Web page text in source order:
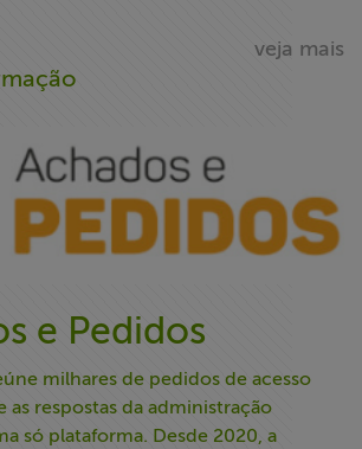
veja mais
e Pedidos
milhares de pedidos de acesso
as respostas da administração
só plataforma. Desde 2020, a